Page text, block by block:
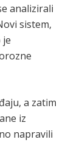
analizirali
sistem,
je
a zatim
iz
napravili